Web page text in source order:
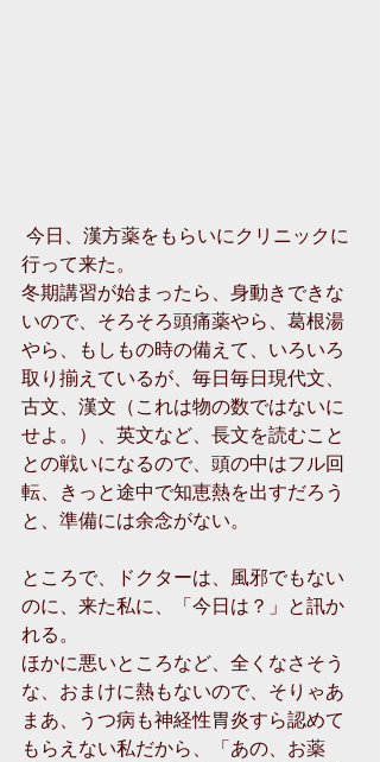
行って来た。
冬期講習が始まったら、身動きできな
いので、そろそろ頭痛薬やら、葛根湯
やら、もしもの時の備えて、いろいろ
取り揃えているが、毎日毎日現代文、
古文、漢文（これは物の数ではないに
せよ。）、英文など、長文を読むこと
との戦いになるので、頭の中はフル回
転、きっと途中で知恵熱を出すだろう
と、準備には余念がない。
ところで、ドクターは、風邪でもない
のに、来た私に、「今日は？」と訊か
れる。
ほかに悪いところなど、全くなさそう
な、おまけに熱もないので、そりゃあ
まあ、うつ病も神経性胃炎すら認めて
もらえない私だから、「あの、お薬